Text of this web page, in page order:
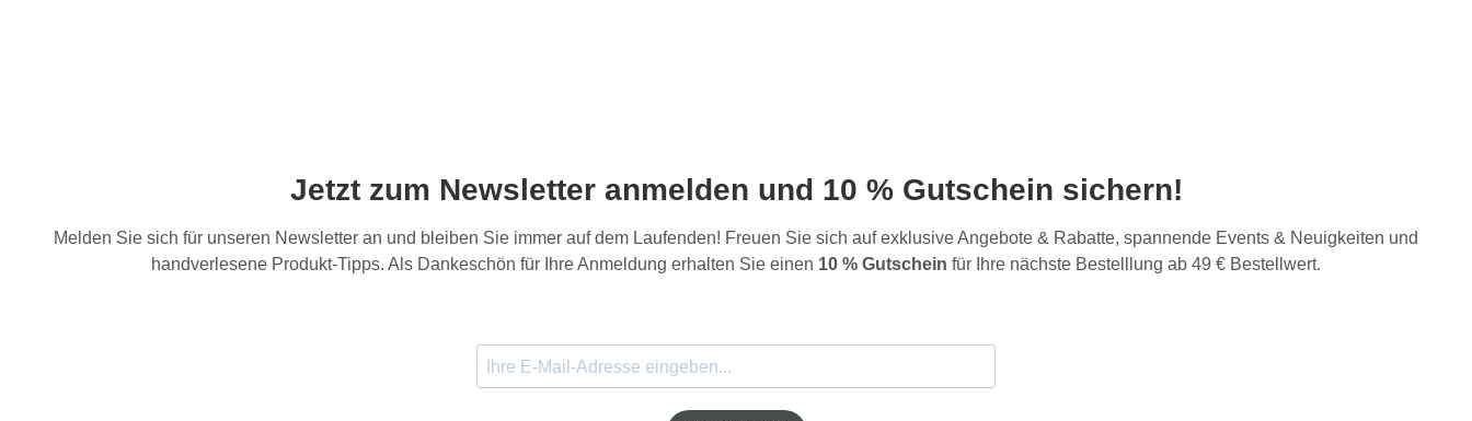
Jetzt zum Newsletter anmelden und 10 % Gutschein sichern!
Melden Sie sich für unseren Newsletter an und bleiben Sie immer auf dem Laufenden! Freuen Sie sich auf exklusive Angebote & Rabatte, spannende Events & Neuigkeiten und
handverlesene Produkt-Tipps. Als Dankeschön für Ihre Anmeldung erhalten Sie einen 10 % Gutschein für Ihre nächste Bestelllung ab 49 € Bestellwert.